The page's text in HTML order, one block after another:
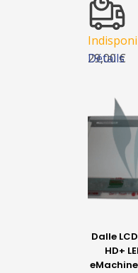
Détails
29,00 €
Dalle
HD+